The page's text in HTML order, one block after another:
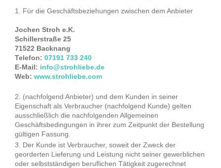
Für die Geschäftsbeziehungen zwischen dem Anbieter
Jochen Stroh e.K.
Schillerstraße 25
71522 Backnang
Telefon: 07191 733 240
E-Mail: info@strohliebe.de
Web: www.strohliebe.com
(nachfolgend Anbieter) und dem Kunden in seiner
Eigenschaft als Verbraucher (nachfolgend Kunde) gelten
ausschließlich die nachfolgenden Allgemeinen
Geschäftsbedingungen in ihrer zum Zeitpunkt der Bestellung
gültigen Fassung.
Der Kunde ist Verbraucher, soweit der Zweck der
georderten Lieferung und Leistung nicht seiner gewerblichen
oder selbstständigen beruflichen Tätigkeit zugerechnet